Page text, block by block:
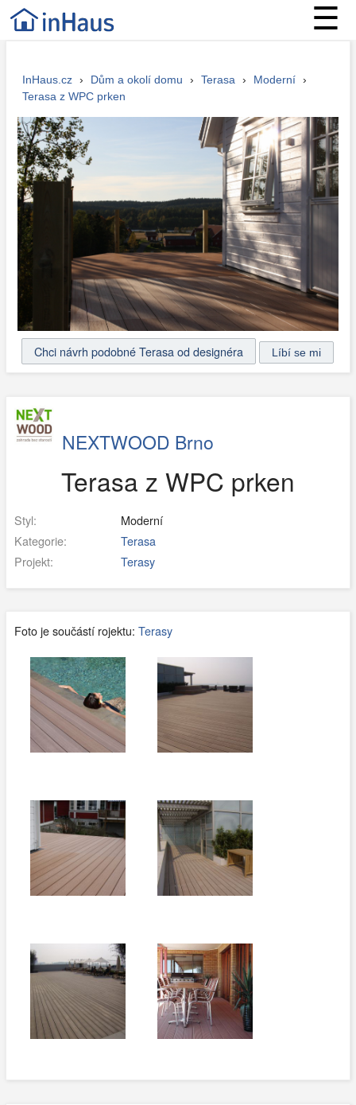
☰
InHaus.cz › Dům a okolí domu › Terasa › Moderní ›
Terasa z WPC prken
Chci návrh podobné Terasa od designéra
NEXTWOOD Brno
Terasa z WPC prken
Styl:
Moderní
Kategorie:
Terasa
Projekt:
Terasy
Foto je součástí rojektu: Terasy